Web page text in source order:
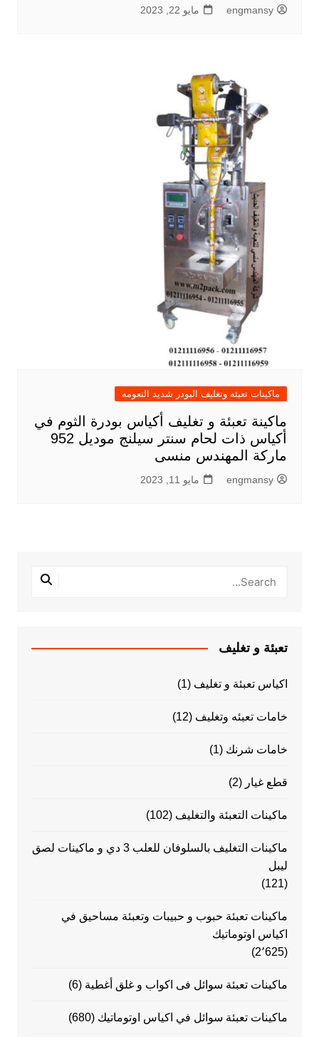
engmansy مايو 22, 2023
ماكينات تعبئه وتغليف البودر شديد النعومه
ماكينة تعبئة و تغليف أكياس بودرة الثوم في
أكياس ذات لحام سنتر سيلنج موديل 952
ماركة المهندس منسى
engmansy مايو 11, 2023
تعبئة و تغليف
اكياس تعبئة و تغليف (1)
خامات تعبئه وتغليف (12)
خامات شرنك (1)
قطع غيار (2)
ماكينات التعبئة والتغليف (102)
ماكينات التغليف بالسلوفان للعلب 3 دي و ماكينات لصق
ليبل
(121)
ماكينات تعبئة حبوب و حبيبات وتعبئة مساحيق في
اكياس اوتوماتيك
(2٬625)
ماكينات تعبئة سوائل فى اكواب و غلق أغطية (6)
ماكينات تعبئة سوائل في اكياس اوتوماتيك (680)